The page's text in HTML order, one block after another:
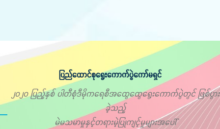
ပြည်ထောင်စုရွေးကောက်ပွဲကော်မရှင်
၂၀၂၀ ပြည့်နှစ် ပါတီစုံဒီမိုကရေစီအထွေထွေရွေးကောက်ပွဲတွင် ဖြစ်ပွား
ခဲ့သည့်
မဲမသမာမှုနှင့်တရားမဲ့ပြုကျင့်မှုများအပေါ်